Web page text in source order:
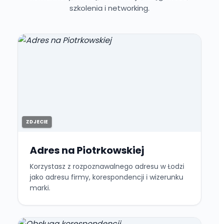
szkolenia i networking.
ZDJECIE
Adres na Piotrkowskiej
Korzystasz z rozpoznawalnego adresu w Łodzi
jako adresu firmy, korespondencji i wizerunku
marki.